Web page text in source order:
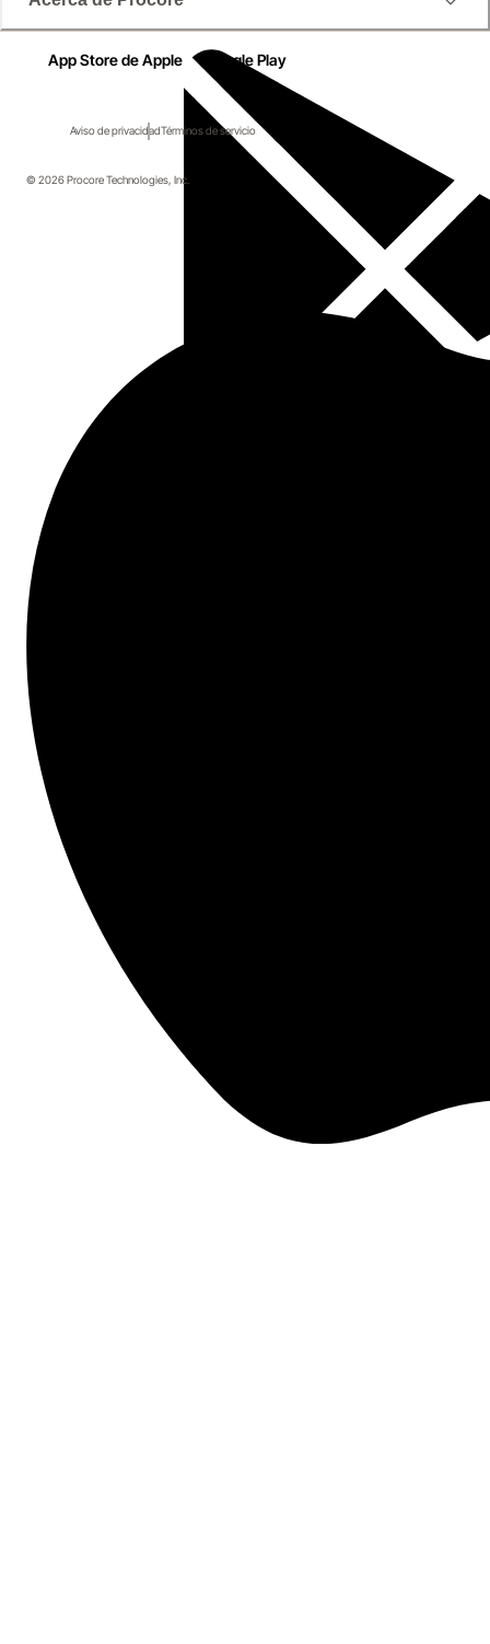
App Store de Apple Google Play
Aviso de privacidadTérminos de servicio
© 2026 Procore Technologies, Inc.